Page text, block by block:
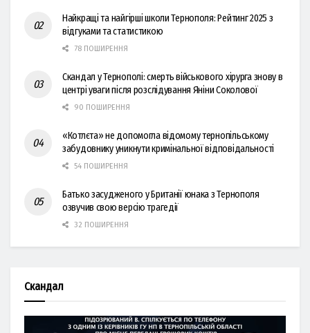
Найкращі та найгірші школи Тернополя: Рейтинг 2025 з
відгуками та статистикою
78 ПОШИРЕННЯ
Скандал у Тернополі: смерть військового хірурга знову в
центрі уваги після розслідування Яніни Соколової
90 ПОШИРЕННЯ
«Котлєта» не допомогла відомому тернопільському
забудовнику уникнути кримінальної відповідальності
54 ПОШИРЕННЯ
Батько засудженого у Британії юнака з Тернополя
озвучив свою версію трагедії
32 ПОШИРЕННЯ
Скандал